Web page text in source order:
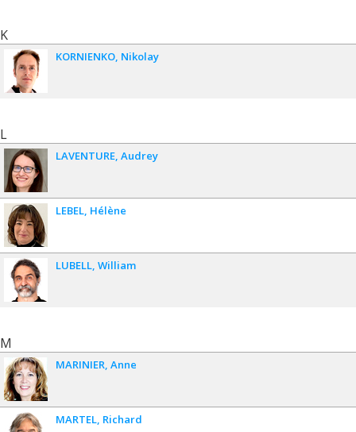
K
KORNIENKO Nikolay
L
LAVENTURE Audrey
LEBEL Hélène
LUBELL William
M
MARINIER Anne
MARTEL Richard